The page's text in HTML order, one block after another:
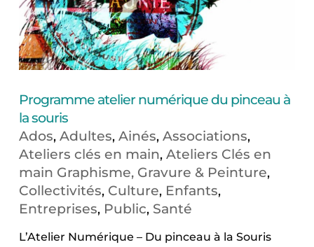
Programme atelier numérique du pinceau à
la souris
Ados, Adultes, Ainés, Associations,
Ateliers clés en main, Ateliers Clés en
main Graphisme, Gravure & Peinture,
Collectivités, Culture, Enfants,
Entreprises, Public, Santé
L’Atelier Numérique – Du pinceau à la Souris